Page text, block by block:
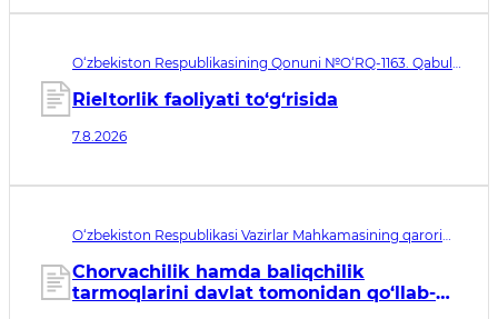
O‘zbekiston Respublikasining Qonuni №O‘RQ-1163. Qabul
Rieltorlik faoliyati to‘g‘risida
7.8.2026
O‘zbekiston Respublikasi Vazirlar Mahkamasining qarori
sanasi 07.08.2026
Chorvachilik hamda baliqchilik
tarmoqlarini davlat tomonidan qo‘llab-